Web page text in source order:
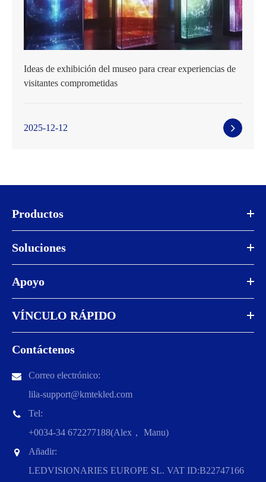
Ideas de exhibición del museo para crear experiencias de
visitantes comprometidas
2025-12-12
Productos
Soluciones
Apoyo
VÍNCULO RÁPIDO
Contáctenos
Correo electrónico:
lila-support@kmtekled.com
Tel:
+0034-34 672277188(Alex， Manu)
Añadir:
LEDVISIONARIES EUROPE SL. VAT ID:B22747166